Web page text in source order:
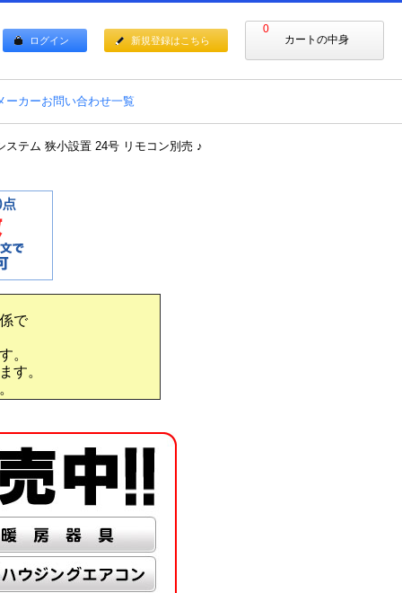
0
カートの中身
ログイン 新規登録はこちら
ーカーお問い合わせ一覧
ステム 狭小設置 24号 リモコン別売 ♪
で
。
す。